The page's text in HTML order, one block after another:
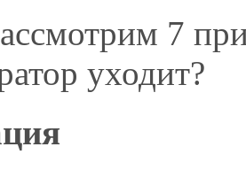
7
уходит?